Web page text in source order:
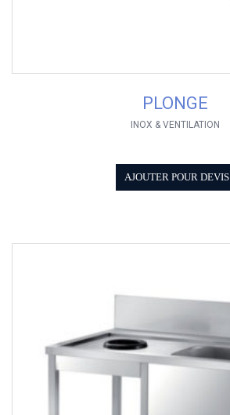
PLONGE
INOX & VENTILATION
AJOUTER POUR DEVIS